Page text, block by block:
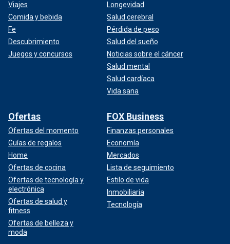
Viajes
Comida y bebida
Fe
Descubrimiento
Juegos y concursos
Longevidad
Salud cerebral
Pérdida de peso
Salud del sueño
Noticias sobre el cáncer
Salud mental
Salud cardíaca
Vida sana
Ofertas
Ofertas del momento
Guías de regalos
Home
Ofertas de cocina
Ofertas de tecnología y
electrónica
Ofertas de salud y
fitness
Ofertas de belleza y
moda
FOX Business
Finanzas personales
Economía
Mercados
Lista de seguimiento
Estilo de vida
Inmobiliaria
Tecnología